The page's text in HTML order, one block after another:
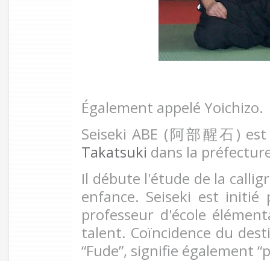
Également appelé Yoichizo.
Seiseki ABE (阿部醒石)
Takatsuki dans la
Il débute l'étude de la
enfance. Seiseki est initié
professeur d'école
talent. Coïncidence du
“Fude”, signifie également